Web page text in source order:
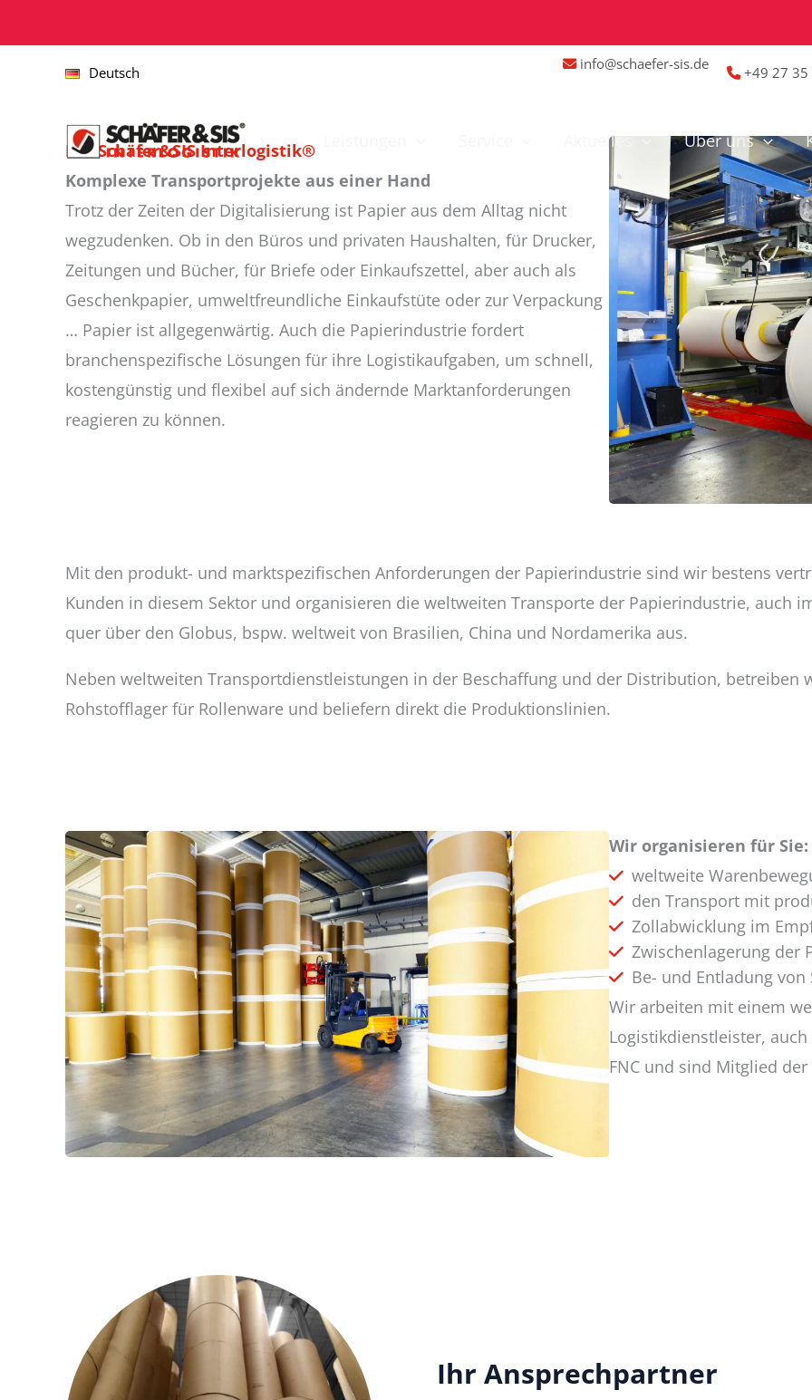
Inhalt
springen
Deutsch info@schaefer-sis.de +49 27
Aktuelles Über uns
Mit Schäfer&SIS Interlogistik®
Komplexe Transportprojekte aus einer Hand
Trotz der Zeiten der Digitalisierung ist Papier aus dem Alltag nicht
wegzudenken. Ob in den Büros und privaten Haushalten, für Drucker,
Zeitungen und Bücher, für Briefe oder Einkaufszettel, aber auch als
Geschenkpapier, umweltfreundliche Einkaufstüte oder zur Verpackung
… Papier ist allgegenwärtig. Auch die Papierindustrie fordert
branchenspezifische Lösungen für ihre Logistikaufgaben, um schnell,
kostengünstig und flexibel auf sich ändernde Marktanforderungen
reagieren zu können.
Mit den produkt- und marktspezifischen Anforderungen der Papierindustrie sind wir bestens
Kunden in diesem Sektor und organisieren die weltweiten Transporte der Papierindustrie, auch
quer über den Globus, bspw. weltweit von Brasilien, China und Nordamerika aus.
Neben weltweiten Transportdienstleistungen in der Beschaffung und der Distribution, betreiben
Rohstofflager für Rollenware und beliefern direkt die Produktionslinien.
Wir organisieren für Sie:
weltweite
den Transport mit
Zollabwicklung im
Zwischenlagerung der
Be- und Entladung von
Wir arbeiten mit einem
Logistikdienstleister,
FNC und sind Mitglied der
Ihr Ansprechpartner